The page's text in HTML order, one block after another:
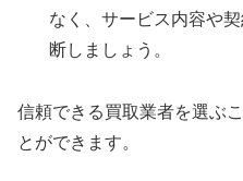
なく、サービス内容や
断しましょう。
信頼できる買取業者を選ぶ
とができます。